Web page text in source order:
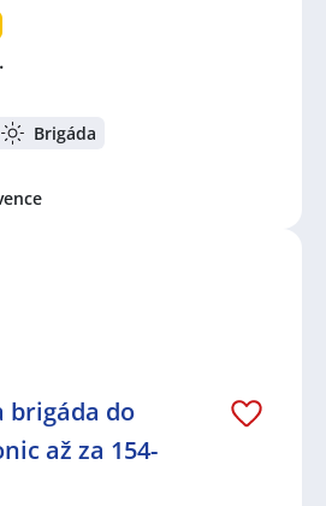
Brigáda
brigáda do
až za 154-